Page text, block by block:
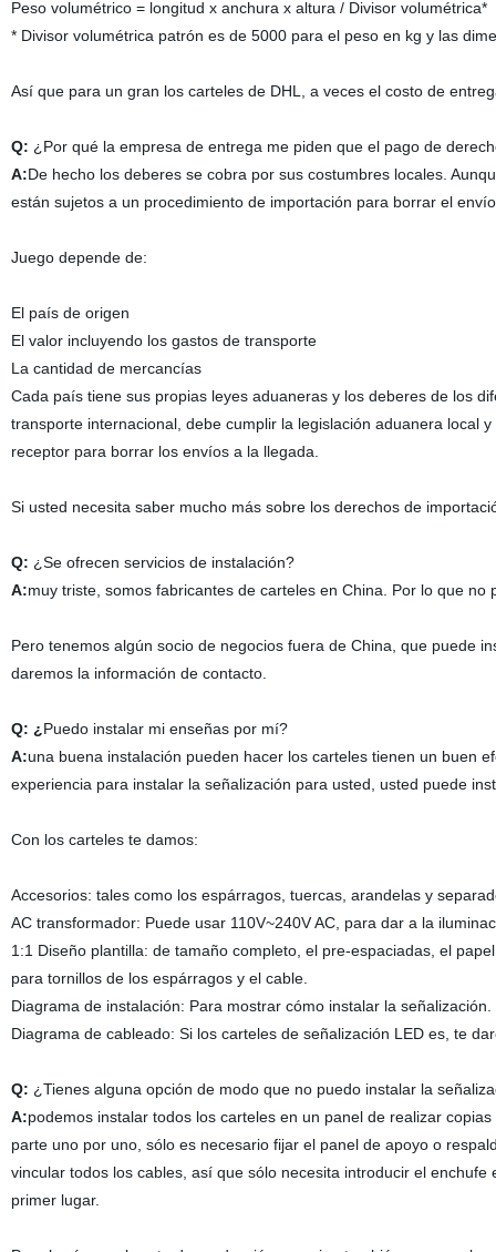
Peso volumétrico = longitud x anchura x altura / Divisor volumétrica*
* Divisor volumétrica patrón es de 5000 para el peso en kg y las
Así que para un gran los carteles de DHL, a veces el costo de
Q: ¿Por qué la empresa de entrega me piden que el pago de
A:De hecho los deberes se cobra por sus costumbres locales.
están sujetos a un procedimiento de importación para borrar el
Juego depende de:
El país de origen
El valor incluyendo los gastos de transporte
La cantidad de mercancías
Cada país tiene sus propias leyes aduaneras y los deberes de los
transporte internacional, debe cumplir la legislación aduanera local
receptor para borrar los envíos a la llegada.
Si usted necesita saber mucho más sobre los derechos de
Q: ¿Se ofrecen servicios de instalación?
A:muy triste, somos fabricantes de carteles en China. Por lo que
Pero tenemos algún socio de negocios fuera de China, que puede
daremos la información de contacto.
Q: ¿ Puedo instalar mi enseñas por mí?
A:una buena instalación pueden hacer los carteles tienen un buen
experiencia para instalar la señalización para usted, usted puede
Con los carteles te damos:
Accesorios: tales como los espárragos, tuercas, arandelas y
AC transformador: Puede usar 110V~240V AC, para dar a la
1:1 Diseño plantilla: de tamaño completo, el pre-espaciadas, el
para tornillos de los espárragos y el cable.
Diagrama de instalación: Para mostrar cómo instalar la señalización.
Diagrama de cableado: Si los carteles de señalización LED es, te
Q: ¿Tienes alguna opción de modo que no puedo instalar la
A:podemos instalar todos los carteles en un panel de realizar
parte uno por uno, sólo es necesario fijar el panel de apoyo o
vincular todos los cables, así que sólo necesita introducir el
primer lugar.